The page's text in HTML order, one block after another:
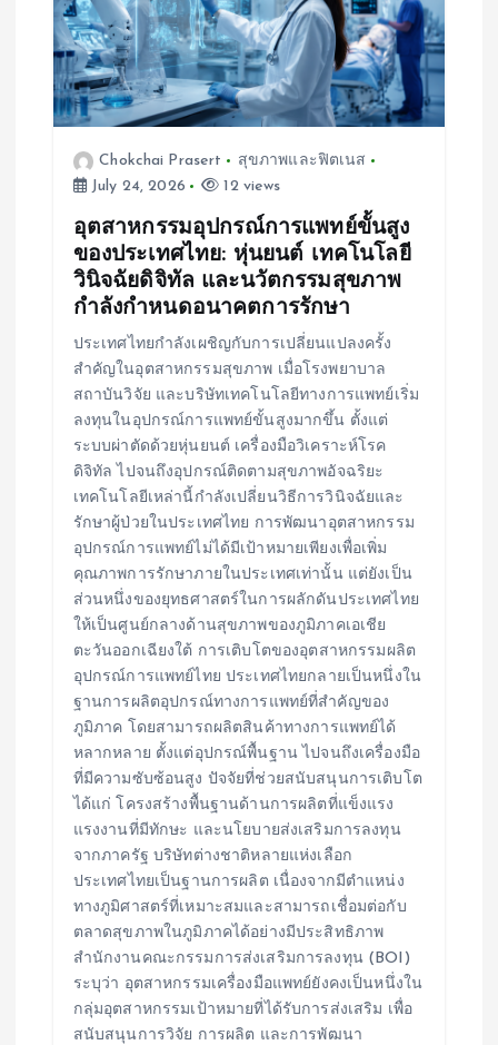
o
Chokchai Prasert
สุขภาพและฟิตเนส
July 24, 2026
12 views
อุตสาหกรรมอุปกรณ์การแพทย์ขั้นสูง
ของประเทศไทย: หุ่นยนต์ เทคโนโลยี
วินิจฉัยดิจิทัล และนวัตกรรมสุขภาพ
กำลังกำหนดอนาคตการรักษา
ประเทศไทยกำลังเผชิญกับการเปลี่ยนแปลงครั้ง
สำคัญในอุตสาหกรรมสุขภาพ เมื่อโรงพยาบาล
สถาบันวิจัย และบริษัทเทคโนโลยีทางการแพทย์เริ่ม
ลงทุนในอุปกรณ์การแพทย์ขั้นสูงมากขึ้น ตั้งแต่
ระบบผ่าตัดด้วยหุ่นยนต์ เครื่องมือวิเคราะห์โรค
ดิจิทัล ไปจนถึงอุปกรณ์ติดตามสุขภาพอัจฉริยะ
เทคโนโลยีเหล่านี้กำลังเปลี่ยนวิธีการวินิจฉัยและ
รักษาผู้ป่วยในประเทศไทย การพัฒนาอุตสาหกรรม
อุปกรณ์การแพทย์ไม่ได้มีเป้าหมายเพียงเพื่อเพิ่ม
คุณภาพการรักษาภายในประเทศเท่านั้น แต่ยังเป็น
ส่วนหนึ่งของยุทธศาสตร์ในการผลักดันประเทศไทย
ให้เป็นศูนย์กลางด้านสุขภาพของภูมิภาคเอเชีย
ตะวันออกเฉียงใต้ การเติบโตของอุตสาหกรรมผลิต
อุปกรณ์การแพทย์ไทย ประเทศไทยกลายเป็นหนึ่งใน
ฐานการผลิตอุปกรณ์ทางการแพทย์ที่สำคัญของ
ภูมิภาค โดยสามารถผลิตสินค้าทางการแพทย์ได้
หลากหลาย ตั้งแต่อุปกรณ์พื้นฐาน ไปจนถึงเครื่องมือ
ที่มีความซับซ้อนสูง ปัจจัยที่ช่วยสนับสนุนการเติบโต
ได้แก่ โครงสร้างพื้นฐานด้านการผลิตที่แข็งแรง
แรงงานที่มีทักษะ และนโยบายส่งเสริมการลงทุน
จากภาครัฐ บริษัทต่างชาติหลายแห่งเลือก
ประเทศไทยเป็นฐานการผลิต เนื่องจากมีตำแหน่ง
ทางภูมิศาสตร์ที่เหมาะสมและสามารถเชื่อมต่อกับ
ตลาดสุขภาพในภูมิภาคได้อย่างมีประสิทธิภาพ
สำนักงานคณะกรรมการส่งเสริมการลงทุน (BOI)
ระบุว่า อุตสาหกรรมเครื่องมือแพทย์ยังคงเป็นหนึ่งใน
กลุ่มอุตสาหกรรมเป้าหมายที่ได้รับการส่งเสริม เพื่อ
สนับสนุนการวิจัย การผลิต และการพัฒนา